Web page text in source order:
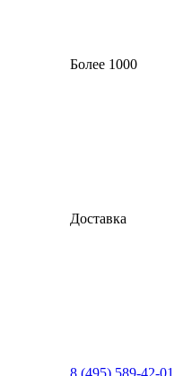
Более 1000
Доставка
8 (495) 589-42-01